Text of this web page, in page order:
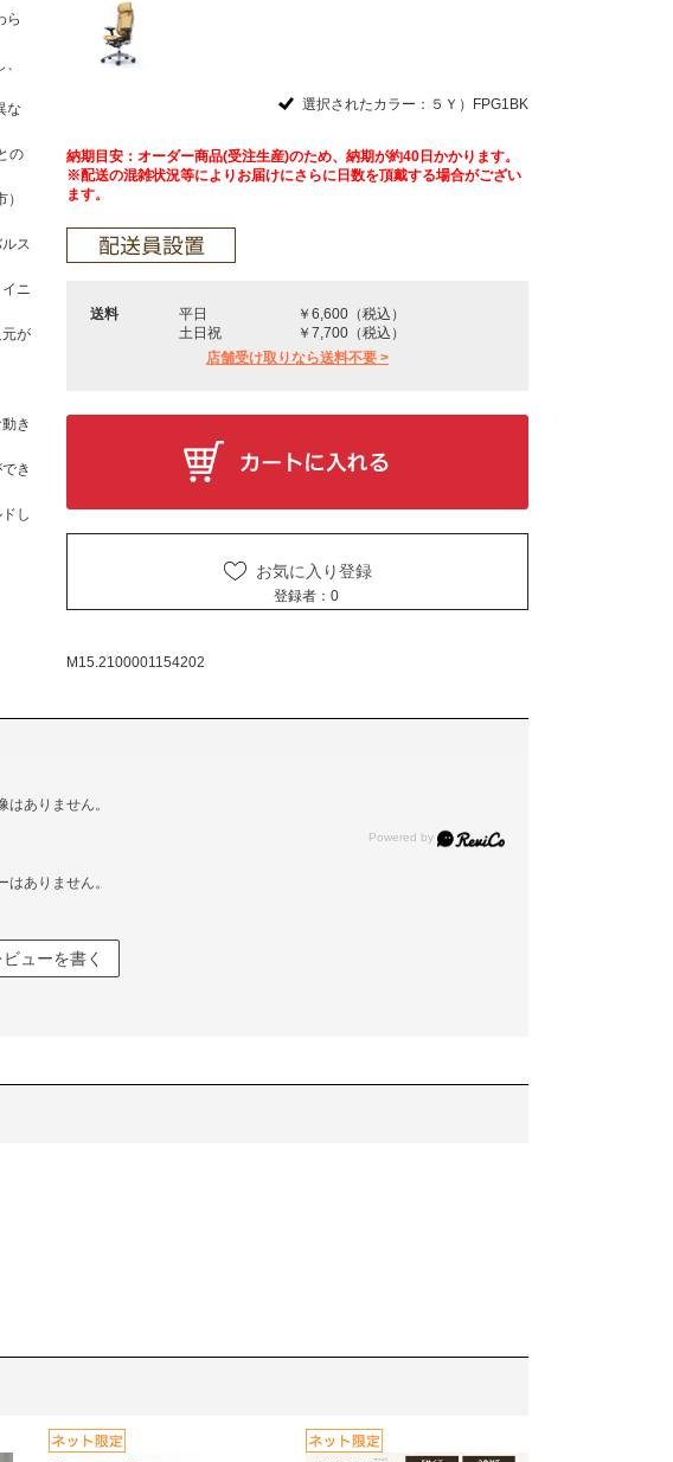
ら
な
の
ス
ニ
が
き
き
し
選択されたカラー：５Ｙ）FPG1BK
納期目安：オーダー商品(受注生産)のため、納期が約40日かかります。
※配送の混雑状況等によりお届けにさらに日数を頂戴する場合がござい
ます。
送料 平日
￥6,600（税込）
土日祝
￥7,700（税込）
店舗受け取りなら送料不要 >
お気に入り登録
登録者： 0
M15.2100001154202
はありません。
はありません。
ビューを書く